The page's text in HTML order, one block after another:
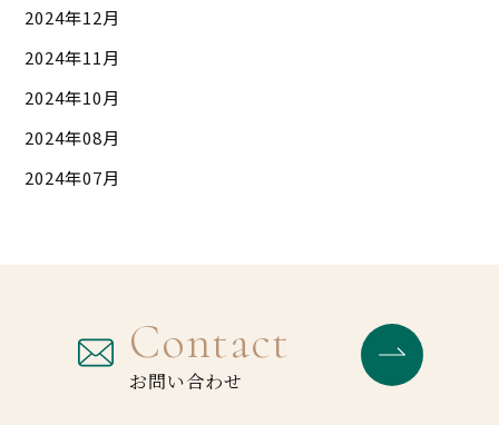
2024年12月
2024年11月
2024年10月
2024年08月
2024年07月
Contact
お問い合わせ